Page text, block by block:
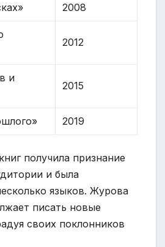
2008
2012
и
2015
2019
получила признание
и была
языков. Журова
писать новые
своих поклонников